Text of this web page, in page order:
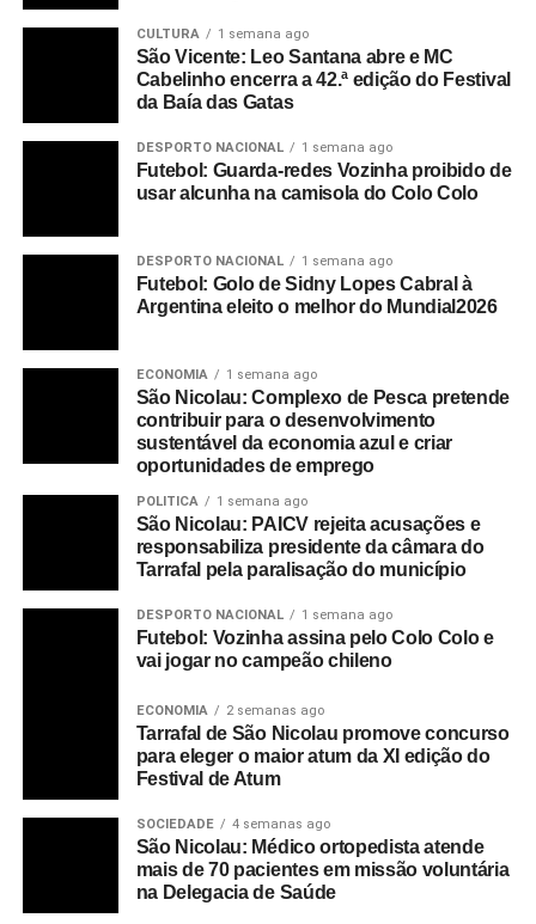
CULTURA 1 semana ago
São Vicente: Leo Santana abre e MC
Cabelinho encerra a 42.ª edição do Festival
da Baía das Gatas
DESPORTO NACIONAL 1 semana ago
Futebol: Guarda-redes Vozinha proibido de
usar alcunha na camisola do Colo Colo
DESPORTO NACIONAL 1 semana ago
Futebol: Golo de Sidny Lopes Cabral à
Argentina eleito o melhor do Mundial2026
ECONOMIA 1 semana ago
São Nicolau: Complexo de Pesca pretende
contribuir para o desenvolvimento
sustentável da economia azul e criar
oportunidades de emprego
POLITICA 1 semana ago
São Nicolau: PAICV rejeita acusações e
responsabiliza presidente da câmara do
Tarrafal pela paralisação do município
DESPORTO NACIONAL 1 semana ago
Futebol: Vozinha assina pelo Colo Colo e
vai jogar no campeão chileno
ECONOMIA 2 semanas ago
Tarrafal de São Nicolau promove concurso
para eleger o maior atum da XI edição do
Festival de Atum
SOCIEDADE 4 semanas ago
São Nicolau: Médico ortopedista atende
mais de 70 pacientes em missão voluntária
na Delegacia de Saúde